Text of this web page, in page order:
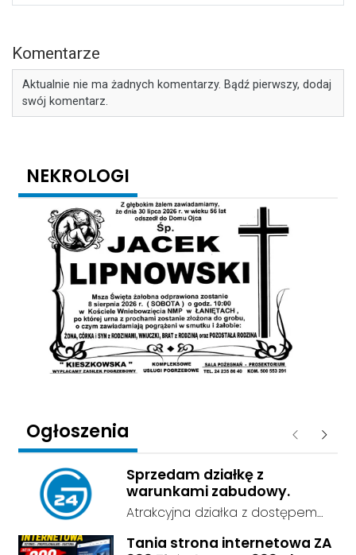
Komentarze
Aktualnie nie ma żadnych komentarzy. Bądź pierwszy, dodaj
swój komentarz.
NEKROLOGI
Ogłoszenia Poprzednie
Sprzedam działkę z
warunkami zabudowy.
Atrakcyjna działka z dostępem
o powierzchni 0,4ha , przy drodze
Tania strona internetowa ZA